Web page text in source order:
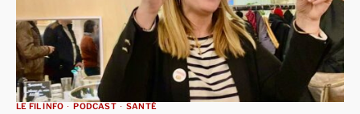
LE FIL INFO PODCAST SANTÉ